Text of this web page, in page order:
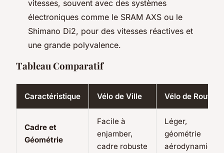
vitesses, souvent avec des systèmes
électroniques comme le SRAM AXS ou le
Shimano Di2, pour des vitesses réactives et
une grande polyvalence.
Tableau Comparatif
Caractéristique Vélo de Ville Vélo de Route
Cadre et
Géométrie
Facile à
enjamber,
cadre robuste
Léger,
géométrie
aérodynamique